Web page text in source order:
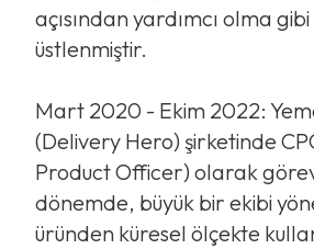
açısından yardımcı olma
üstlenmiştir.
Mart 2020 - Ekim 2022:
(Delivery Hero) şirketinde
Product Officer) olarak görev
dönemde, büyük bir ekibi
üründen küresel ölçekte